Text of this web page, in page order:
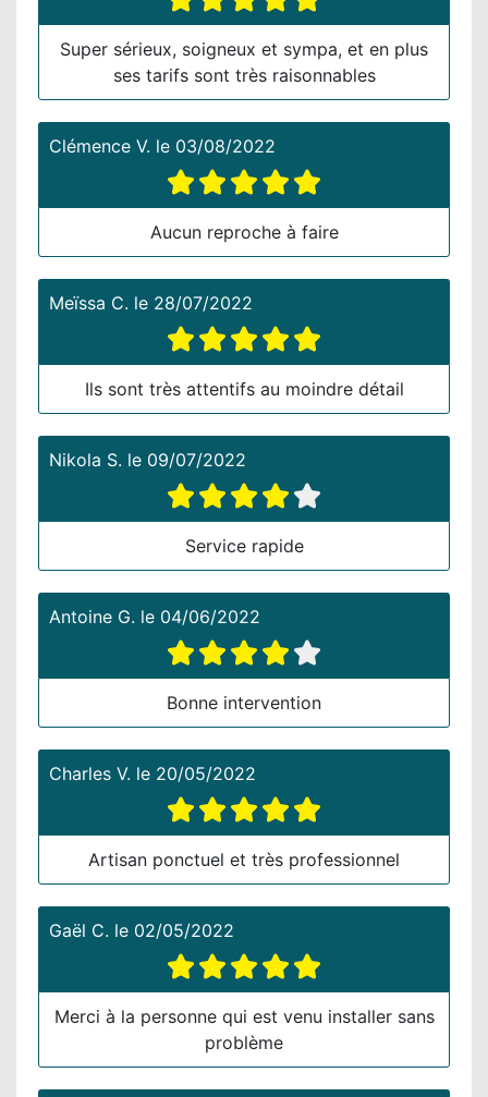
Super sérieux, soigneux et sympa, et en plus
ses tarifs sont très raisonnables
Clémence V. le 03/08/2022
Aucun reproche à faire
Meïssa C. le 28/07/2022
Ils sont très attentifs au moindre détail
Nikola S. le 09/07/2022
Service rapide
Antoine G. le 04/06/2022
Bonne intervention
Charles V. le 20/05/2022
Artisan ponctuel et très professionnel
Gaël C. le 02/05/2022
Merci à la personne qui est venu installer sans
problème